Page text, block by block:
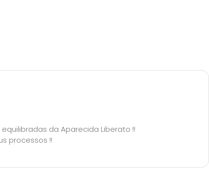
da Aparecida Liberato !!
processos !!